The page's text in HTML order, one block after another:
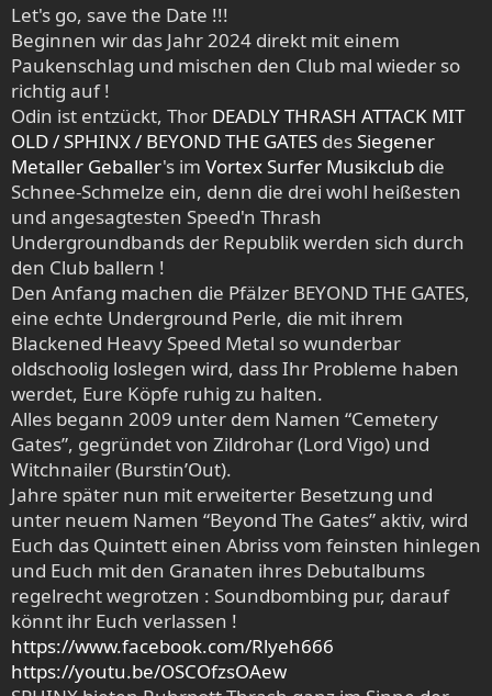
Let's go, save the Date !!!
Beginnen wir das Jahr 2024 direkt mit einem
Paukenschlag und mischen den Club mal wieder so
richtig auf !
Odin ist entzückt, Thor DEADLY THRASH ATTACK MIT
OLD / SPHINX / BEYOND THE GATES desSiegener
Metaller Geballer's im Vortex Surfer Musikclub die
Schnee-Schmelze ein, denn die drei wohl heißesten
und angesagtesten Speed'n Thrash
Undergroundbands der Republik werden sich durch
den Club ballern !
Den Anfang machen die Pfälzer BEYOND THE GATES,
eine echte Underground Perle, die mit ihrem
Blackened Heavy Speed Metal so wunderbar
oldschoolig loslegen wird, dass Ihr Probleme haben
werdet, Eure Köpfe ruhig zu halten.
Alles begann 2009 unter dem Namen “Cemetery
Gates”, gegründet von Zildrohar (Lord Vigo) und
Witchnailer (Burstin’Out).
Jahre später nun mit erweiterter Besetzung und
unter neuem Namen “Beyond The Gates” aktiv, wird
Euch das Quintett einen Abriss vom feinsten hinlegen
und Euch mit den Granaten ihres Debutalbums
regelrecht wegrotzen : Soundbombing pur, darauf
könnt ihr Euch verlassen !
https://www.facebook.com/Rlyeh666
https://youtu.be/OSCOfzsOAew